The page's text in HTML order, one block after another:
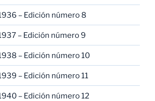
– Edición número 8
– Edición número 9
– Edición número 10
– Edición número 11
– Edición número 12